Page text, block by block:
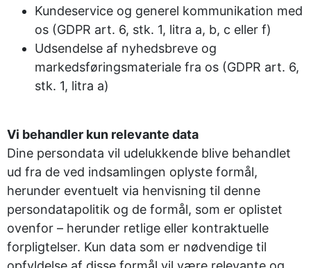
Kundeservice og generel kommunikation med
os (GDPR art. 6, stk. 1, litra a, b, c eller f)
Udsendelse af nyhedsbreve og
markedsføringsmateriale fra os (GDPR art. 6,
stk. 1, litra a)
Vi behandler kun relevante data
Dine persondata vil udelukkende blive behandlet
ud fra de ved indsamlingen oplyste formål,
herunder eventuelt via henvisning til denne
persondatapolitik og de formål, som er oplistet
ovenfor – herunder retlige eller kontraktuelle
forpligtelser. Kun data som er nødvendige til